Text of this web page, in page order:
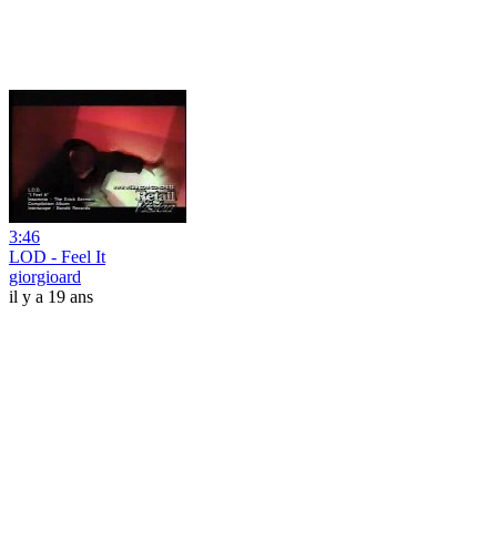
3:46
LOD - Feel It
giorgioard
il y a 19 ans